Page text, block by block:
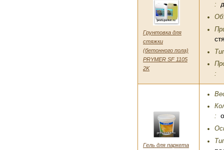
Грунтовка для
стяжки
(бетонного пола)
PRYMER SF 1105
2K
:
:
Гель для паркета
: